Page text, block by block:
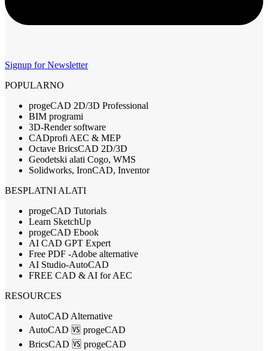
Signup for Newsletter
POPULARNO
progeCAD 2D/3D Professional
BIM programi
3D-Render software
CADprofi AEC & MEP
Octave BricsCAD 2D/3D
Geodetski alati Cogo, WMS
Solidworks, IronCAD, Inventor
BESPLATNI ALATI
progeCAD Tutorials
Learn SketchUp
progeCAD Ebook
AI CAD GPT Expert
Free PDF -Adobe alternative
AI Studio-AutoCAD
FREE CAD & AI for AEC
RESOURCES
AutoCAD Alternative
AutoCAD 🆚 progeCAD
BricsCAD 🆚 progeCAD